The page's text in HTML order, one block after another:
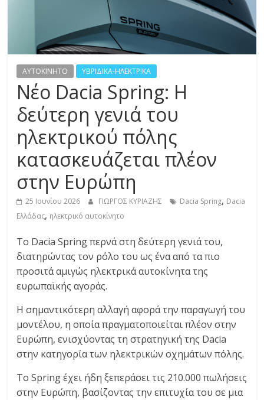
R
E
S
S
AYTOKINHTO ΥΒΡΙΔΙΚΑ-ΗΛΕΚΤΡΙΚΑ
Νέο Dacia Spring: Η
δεύτερη γενιά του
ηλεκτρικού πόλης
κατασκευάζεται πλέον
στην Ευρώπη
25 Ιουνίου 2026 ΓΙΩΡΓΟΣ ΚΥΡΙΑΖΗΣ Dacia Spring, Dacia
Ελλάδας, ηλεκτρικό αυτοκίνητο
Το Dacia Spring περνά στη δεύτερη γενιά του,
διατηρώντας τον ρόλο του ως ένα από τα πιο
προσιτά αμιγώς ηλεκτρικά αυτοκίνητα της
ευρωπαϊκής αγοράς.
Η σημαντικότερη αλλαγή αφορά την παραγωγή του
μοντέλου, η οποία πραγματοποιείται πλέον στην
Ευρώπη, ενισχύοντας τη στρατηγική της Dacia
στην κατηγορία των ηλεκτρικών οχημάτων πόλης.
Το Spring έχει ήδη ξεπεράσει τις 210.000 πωλήσεις
στην Ευρώπη, βασίζοντας την επιτυχία του σε μια